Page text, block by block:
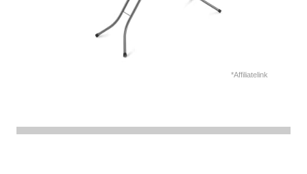
*Affiliatelink